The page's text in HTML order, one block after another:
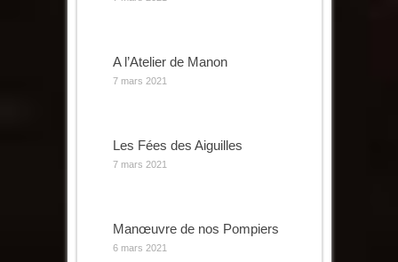
A l’Atelier de Manon
7 mars 2021
Les Fées des Aiguilles
7 mars 2021
Manœuvre de nos Pompiers
6 mars 2021